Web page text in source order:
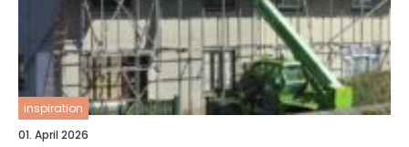
inspiration
01. April 2026